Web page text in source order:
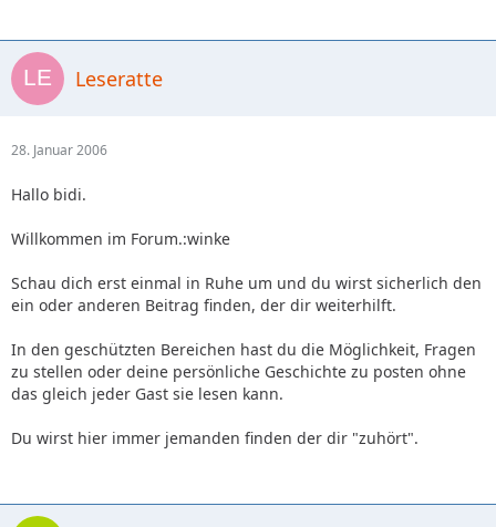
Leseratte
28. Januar 2006
Hallo bidi.
Willkommen im Forum.:winke
Schau dich erst einmal in Ruhe um und du wirst sicherlich den
ein oder anderen Beitrag finden, der dir weiterhilft.
In den geschützten Bereichen hast du die Möglichkeit, Fragen
zu stellen oder deine persönliche Geschichte zu posten ohne
das gleich jeder Gast sie lesen kann.
Du wirst hier immer jemanden finden der dir "zuhört".